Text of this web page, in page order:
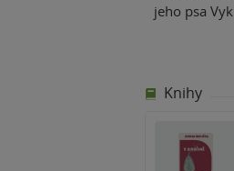
jeho psa
Knihy